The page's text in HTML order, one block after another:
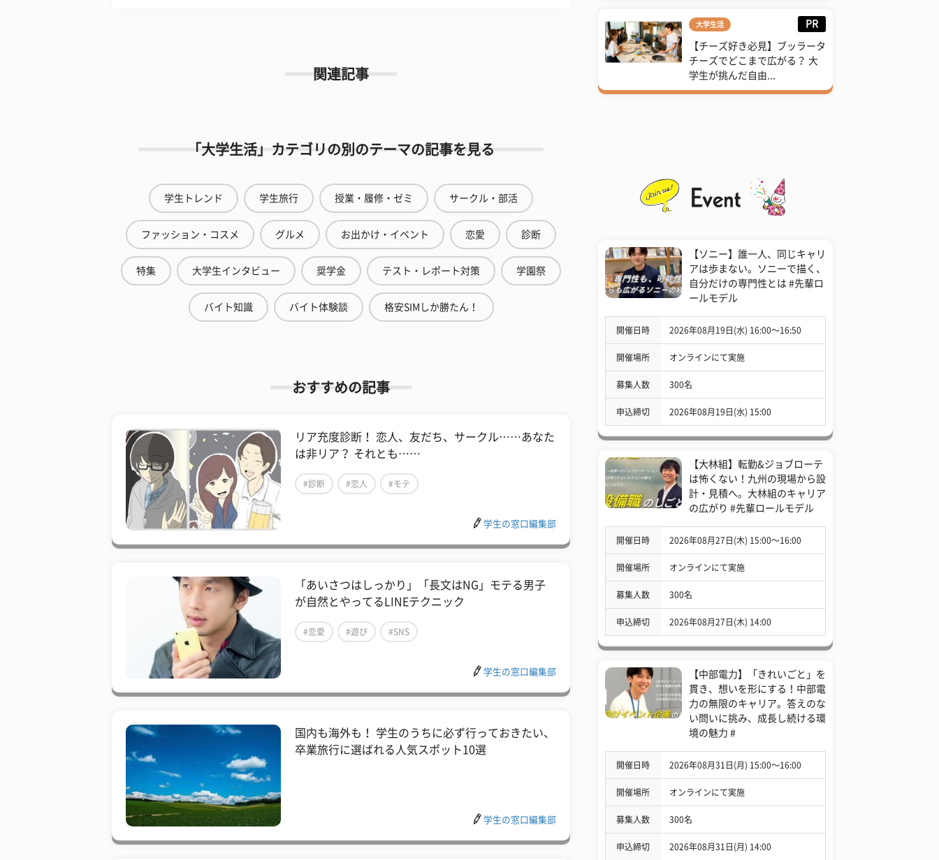
関連記事
「大学生活」カテゴリの別のテーマの記事を見る
学生トレンド 学生旅行 授業・履修・ゼミ サークル・部活
ファッション・コスメ グルメ お出かけ・イベント 恋愛 診断
特集 大学生インタビュー 奨学金 テスト・レポート対策 学園祭
バイト知識 バイト体験談 格安SIMしか勝たん！
おすすめの記事
リア充度診断！ 恋人、友だち、サークル……あなた
は非リア？ それとも……
#診断 #恋人 #モテ
学生の窓口編集部
「あいさつはしっかり」「長文はNG」モテる男子
が自然とやってるLINEテクニック
#恋愛 #遊び #SNS
学生の窓口編集部
国内も海外も！ 学生のうちに必ず行っておきたい、
卒業旅行に選ばれる人気スポット10選
学生の窓口編集部
大学生活 PR
【チーズ好き必見】ブッラータ
チーズでどこまで広がる？ 大
学生が挑んだ自由...
【ソニー】誰一人、同じキャリ
アは歩まない。ソニーで描く、
自分だけの専門性とは #先輩ロ
ールモデル
開催日時 2026年08月19日(水) 16:00〜16:50
開催場所 オンラインにて実施
募集人数 300名
申込締切 2026年08月19日(水) 15:00
【大林組】転勤&ジョブローテ
は怖くない！九州の現場から設
計・見積へ。大林組のキャリア
の広がり #先輩ロールモデル
開催日時 2026年08月27日(木) 15:00〜16:00
開催場所 オンラインにて実施
募集人数 300名
申込締切 2026年08月27日(木) 14:00
【中部電力】「きれいごと」を
貫き、想いを形にする！中部電
力の無限のキャリア。答えのな
い問いに挑み、成長し続ける環
境の魅力 #
開催日時 2026年08月31日(月) 15:00〜16:00
開催場所 オンラインにて実施
募集人数 300名
申込締切 2026年08月31日(月) 14:00